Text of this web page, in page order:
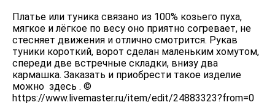
Платье или туника связано из 100% козьего пуха,
мягкое и лёгкое по весу оно приятно согревает, не
стесняет движения и отлично смотрится. Рукав
туники короткий, ворот сделан маленьким хомутом,
спереди две встречные складки, внизу два
кармашка. Заказать и приобрести такое изделие
можно здесь . ©
https://www.livemaster.ru/item/edit/24883323?from=0